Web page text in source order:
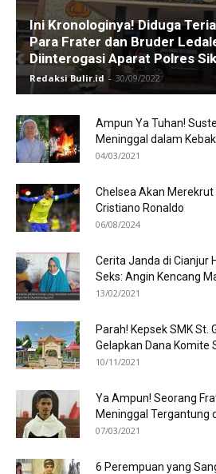
Ini Kronologinya! Diduga
Para Frater dan Bruder
Diinterogasi Aparat Polres
Redaksi Bulir.id - 30/09/2022
Ampun Ya Tuhan!
Meninggal dalam
04/03/2021
Chelsea Akan
Cristiano Ronaldo
06/08/2024
Cerita Janda di Cianjur
Seks: Angin Kencang
13/02/2021
Parah! Kepsek SMK St.
Gelapkan Dana Komite
10/11/2021
Ya Ampun! Seorang
Meninggal Tergantung
07/03/2021
6 Perempuan yang